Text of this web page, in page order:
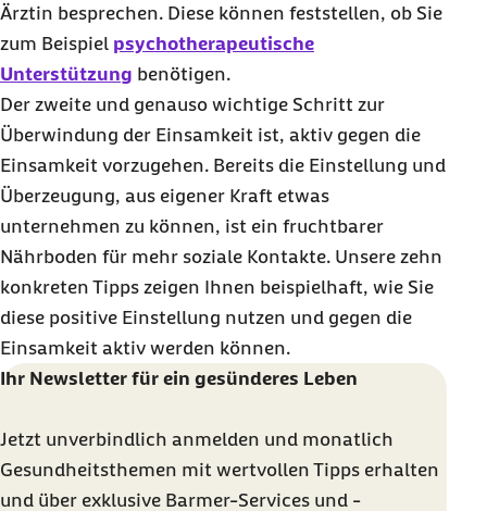
Ärztin besprechen. Diese können feststellen, ob Sie
zum Beispiel psychotherapeutische
Unterstützung benötigen.
Der zweite und genauso wichtige Schritt zur
Überwindung der Einsamkeit ist, aktiv gegen die
Einsamkeit vorzugehen. Bereits die Einstellung und
Überzeugung, aus eigener Kraft etwas
unternehmen zu können, ist ein fruchtbarer
Nährboden für mehr soziale Kontakte. Unsere zehn
konkreten Tipps zeigen Ihnen beispielhaft, wie Sie
diese positive Einstellung nutzen und gegen die
Einsamkeit aktiv werden können.
Ihr Newsletter für ein gesünderes Leben
Jetzt unverbindlich anmelden und monatlich
Gesundheitsthemen mit wertvollen Tipps erhalten
und über exklusive Barmer-Services und -